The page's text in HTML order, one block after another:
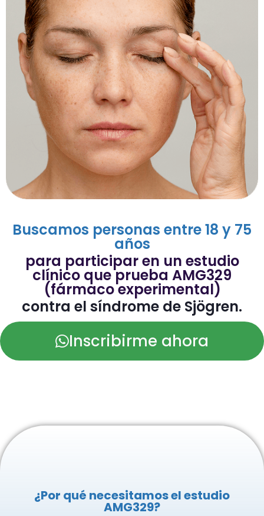
Buscamos personas entre 18 y 75
años
para participar en un estudio
clínico que prueba AMG329
(fármaco experimental)
contra el síndrome de Sjögren.
Inscribirme ahora
¿Por qué necesitamos el estudio
AMG329?